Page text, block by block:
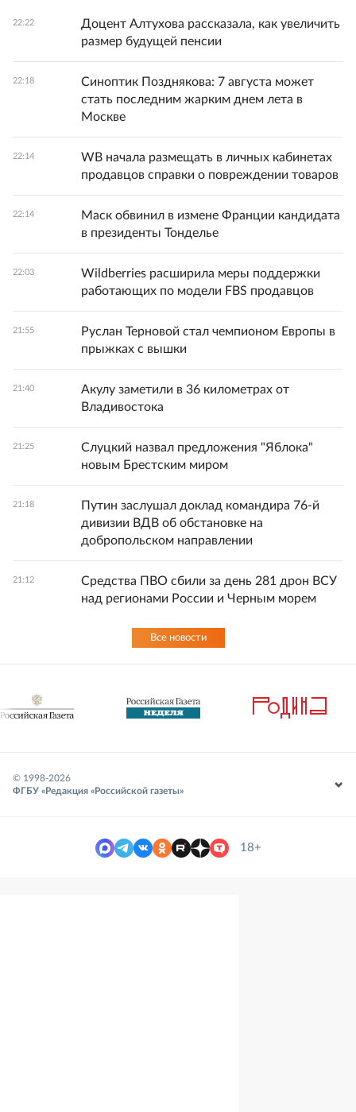
22:22
Доцент Алтухова рассказала, как увеличить
размер будущей пенсии
22:18
Синоптик Позднякова: 7 августа может
стать последним жарким днем лета в
Москве
22:14
WB начала размещать в личных кабинетах
продавцов справки о повреждении товаров
22:14
Маск обвинил в измене Франции кандидата
в президенты Тонделье
22:03
Wildberries расширила меры поддержки
работающих по модели FBS продавцов
21:55
Руслан Терновой стал чемпионом Европы в
прыжках с вышки
21:40
Акулу заметили в 36 километрах от
Владивостока
21:25
Слуцкий назвал предложения "Яблока"
новым Брестским миром
21:18
Путин заслушал доклад командира 76-й
дивизии ВДВ об обстановке на
добропольском направлении
21:12
Средства ПВО сбили за день 281 дрон ВСУ
над регионами России и Черным морем
Все новости
© 1998-2026
ФГБУ «Редакция «Российской газеты»
18+